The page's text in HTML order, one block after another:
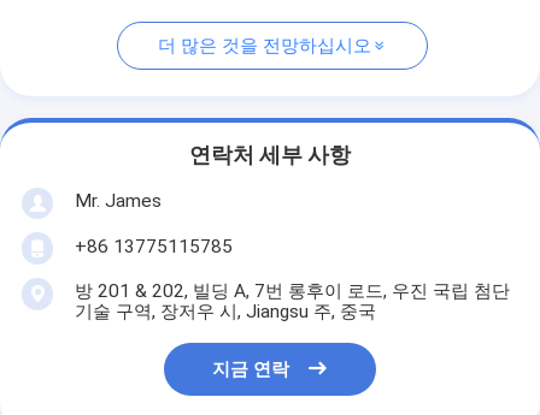
더 많은 것을 전망하십시오
연락처 세부 사항
Mr. James
+86 13775115785
방 201 & 202, 빌딩 A, 7번 롱후이 로드, 우진 국립 첨단
기술 구역, 장저우 시, Jiangsu 주, 중국
지금 연락